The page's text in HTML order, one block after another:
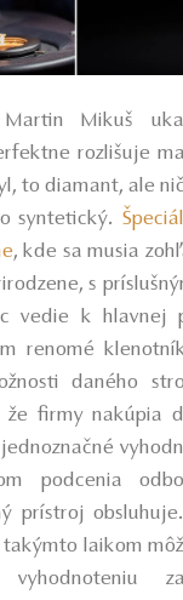
Mikuš
rozlišuje
to diamant, ale
syntetický.
, kde sa musia
s
vedie k hlavnej
renomé
daného
že firmy nakúpia
podcenia
prístroj
laikom